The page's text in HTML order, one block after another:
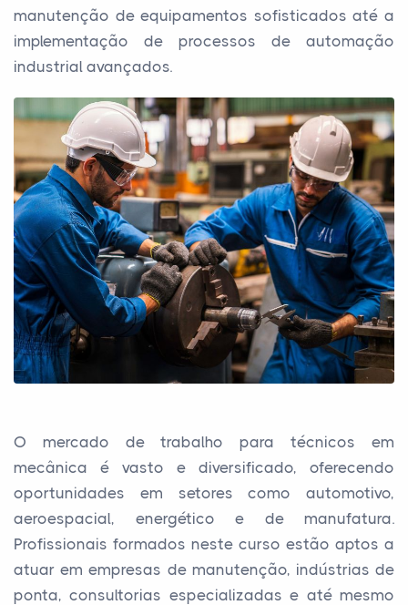
manutenção de equipamentos sofisticados até a
implementação de processos de automação
industrial avançados.
O mercado de trabalho para técnicos em
mecânica é vasto e diversificado, oferecendo
oportunidades em setores como automotivo,
aeroespacial, energético e de manufatura.
Profissionais formados neste curso estão aptos a
atuar em empresas de manutenção, indústrias de
ponta, consultorias especializadas e até mesmo